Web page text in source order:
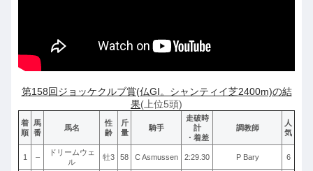
第158回ジョッケクルブ賞(仏GI。シャンティイ芝2400m)の結
果(上位5頭)
着
順
馬
番
馬名
性
齢
斤
量
騎手
走破時
計
・着差
調教師
人
気
1 –
ドリームウェ
ル
牡3 58 C Asmussen 2:29.30 P Bary 6